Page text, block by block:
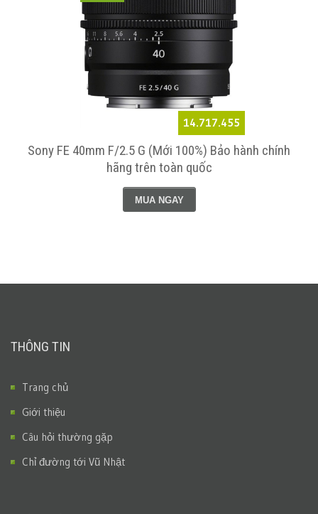
14.717.455
Sony FE 40mm F/2.5 G (Mới 100%) Bảo hành chính
hãng trên toàn quốc
MUA NGAY
THÔNG TIN
Trang chủ
Giới thiệu
Câu hỏi thường gặp
Chỉ đường tới Vũ Nhật